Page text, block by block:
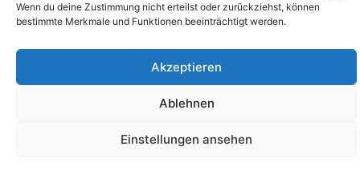
Wenn du deine Zustimmung nicht erteilst oder zurückziehst, können
bestimmte Merkmale und Funktionen beeinträchtigt werden.
Akzeptieren
Ablehnen
Einstellungen ansehen